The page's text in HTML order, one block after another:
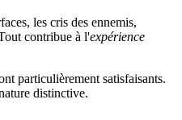
les cris des ennemis,
contribue à l'expérience
particulièrement satisfaisants.
distinctive.